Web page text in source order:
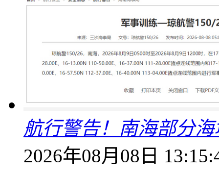
航行警告！南海部分
2026年08月08日